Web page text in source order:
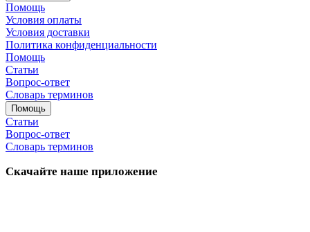
Помощь
Условия оплаты
Условия доставки
Политика конфиденциальности
Помощь
Статьи
Вопрос-ответ
Словарь терминов
Помощь
Статьи
Вопрос-ответ
Словарь терминов
Скачайте наше приложение